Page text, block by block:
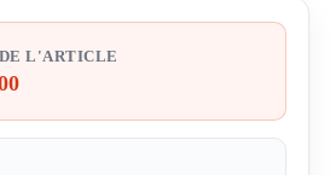
L'ARTICLE